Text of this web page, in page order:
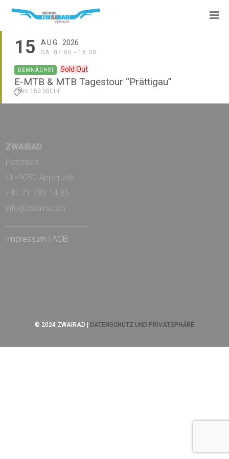
15 AUG. 2026
SA. 07:00 - 16:00
DEMNÄCHST Sold Out
E-MTB & MTB Tagestour “Prättigau”
From 150.00CHF
ZWAIRAD
Postfach
CH-9050 Appenzell
+41 71 799 14 35
info@zwairad.ch
Impressum |AGB
© 2024 ZWAIRAD | DATENSCHUTZ UND PRIVATSPHÄRE